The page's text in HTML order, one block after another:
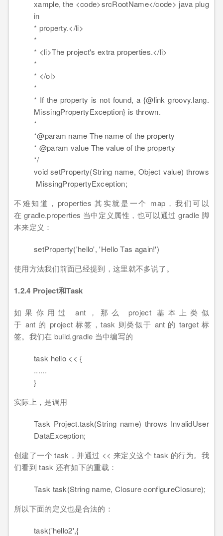
xample, the <code>srcRootName</code> java plug
in
* property.</li>
*
* <li>The project's extra properties.</li>
*
* </ol>
*
* If the property is not found, a {@link groovy.lang.
MissingPropertyException} is thrown.
*
*@param name The name of the property
* @param value The value of the property
*/
void setProperty(String name, Object value) throws
MissingPropertyException;
不难知道，properties 其实就是一个 map，我们可以
在 gradle.properties 当中定义属性，也可以通过 gradle 脚
本来定义：
setProperty('hello','Hello Tas again!')
使用方法我们前面已经提到，这里就不多说了。
1.2.4 Project和Task
如果你用过 ant，那么 project 基本上类似
于 ant 的 project 标签，task 则类似于 ant 的 target 标
签。我们在 build.gradle 当中编写的
task hello << {
......
}
实际上，是调用
Task Project.task(String name) throws InvalidUser
DataException;
创建了一个 task，并通过 << 来定义这个 task 的行为。我
们看到 task 还有如下的重载：
Task task(String name, Closure configureClosure);
所以下面的定义也是合法的：
task('hello2',{